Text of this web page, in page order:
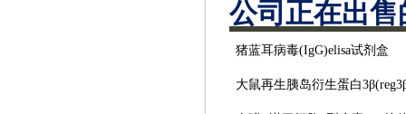
公司正在出
猪蓝耳病毒(IgG)elisa试剂盒
大鼠再生胰岛衍生蛋白